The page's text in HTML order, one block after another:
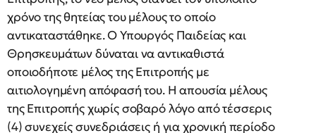
χρόνο της θητείας του μέλους το οποίο
αντικαταστάθηκε. Ο Υπουργός Παιδείας και
Θρησκευμάτων δύναται να αντικαθιστά
οποιοδήποτε μέλος της Επιτροπής με
αιτιολογημένη απόφασή του. Η απουσία μέλους
της Επιτροπής χωρίς σοβαρό λόγο από τέσσερις
(4) συνεχείς συνεδριάσεις ή για χρονική περίοδο